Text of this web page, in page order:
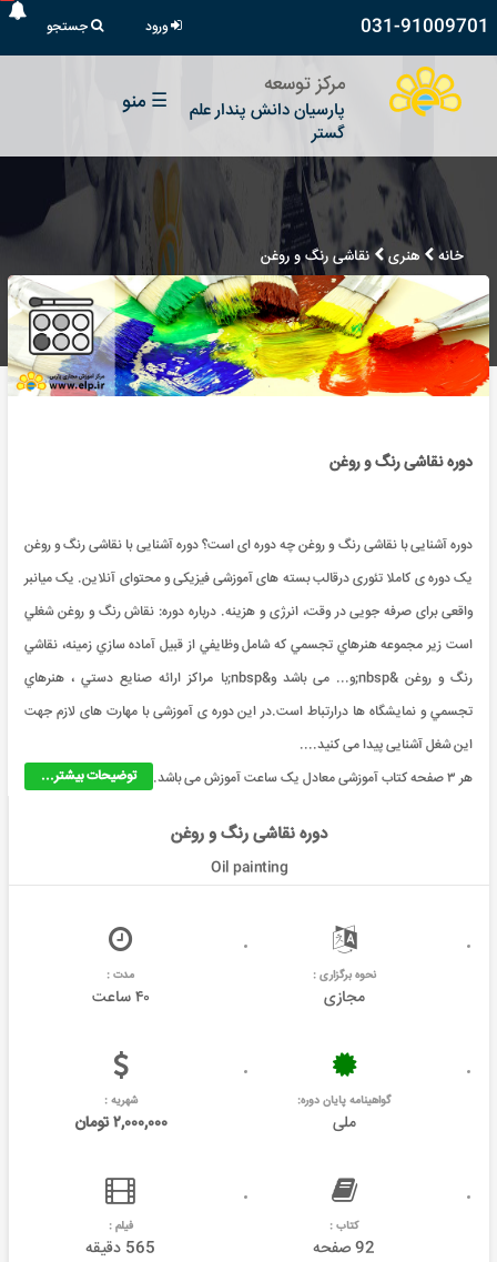
031-91009701 ورود جستجو
مرکز توسعه
پارسیان دانش پندار علم
گستر
☰ منو
خانه هنری نقاشی رنگ و روغن
دوره نقاشی رنگ و روغن
دوره آشنایی با نقاشی رنگ و روغن چه دوره ای است؟ دوره آشنایی با نقاشی رنگ و روغن
یک دوره ی کاملا تئوری درقالب بسته های آموزشی فیزیکی و محتوای آنلاین. یک میانبر
واقعی برای صرفه جویی در وقت، انرژی و هزینه. درباره دوره: نقاش رنگ و روغن شغلي
است زير مجموعه هنرهاي تجسمي که شامل وظايفي از قبيل آماده سازي زمينه، نقاشي
رنگ و روغن &nbsp;و... می باشد و&nbsp;با مراکز ارائه صنايع دستي ، هنرهاي
تجسمي و نمايشگاه ها درارتباط است.در این دوره ی آموزشی با مهارت های لازم جهت
این شغل آشنایی پیدا می کنید....
توضیحات بیشتر...
هر ۳ صفحه کتاب آموزشی معادل یک ساعت آموزش می باشد.
دوره نقاشی رنگ و روغن
Oil painting
نحوه برگزاری :
مجازی
مدت :
۴۰ ساعت
گواهینامه پایان دوره:
ملی
شهریه :
۲,۰۰۰,۰۰۰ تومان
کتاب :
92 صفحه
فیلم :
565 دقیقه